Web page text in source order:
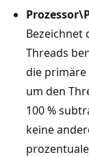
Bezeichnet
Threads
die primäre
um den
100 %
keine